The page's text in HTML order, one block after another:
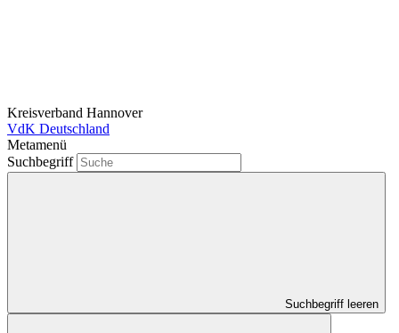
Kreisverband Hannover
VdK Deutschland
Metamenü
Suchbegriff
Suchbegriff leeren